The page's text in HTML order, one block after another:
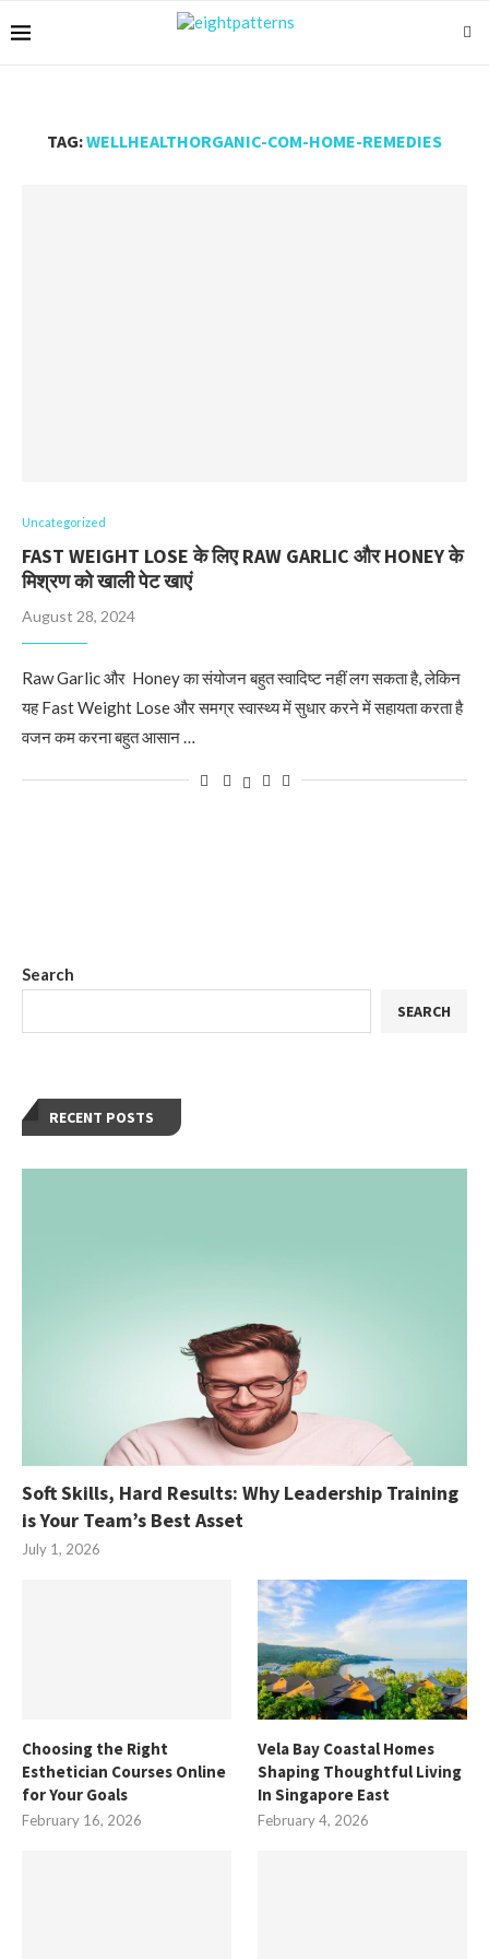
TAG:WELLHEALTHORGANIC-COM-HOME-REMEDIES
Uncategorized
FAST WEIGHT LOSE के लिए RAW GARLIC और HONEY के
मिश्रण को खाली पेट खाएं
August 28, 2024
Raw Garlic और Honey का संयोजन बहुत स्वादिष्ट नहीं लग सकता है, लेकिन
यह Fast Weight Lose और समग्र स्वास्थ्य में सुधार करने में सहायता करता है
वजन कम करना बहुत आसान …
Search
SEARCH
RECENT POSTS
Soft Skills, Hard Results: Why Leadership Training
is Your Team’s Best Asset
July 1, 2026
Choosing the Right
Esthetician Courses Online
for Your Goals
February 16, 2026
Vela Bay Coastal Homes
Shaping Thoughtful Living
In Singapore East
February 4, 2026